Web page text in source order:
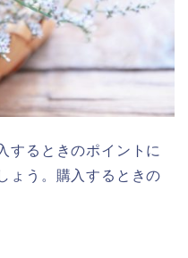
するときのポイントに
ょう。購入するときの